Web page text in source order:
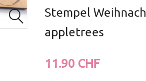

Stempel
appletrees
11.90 CHF